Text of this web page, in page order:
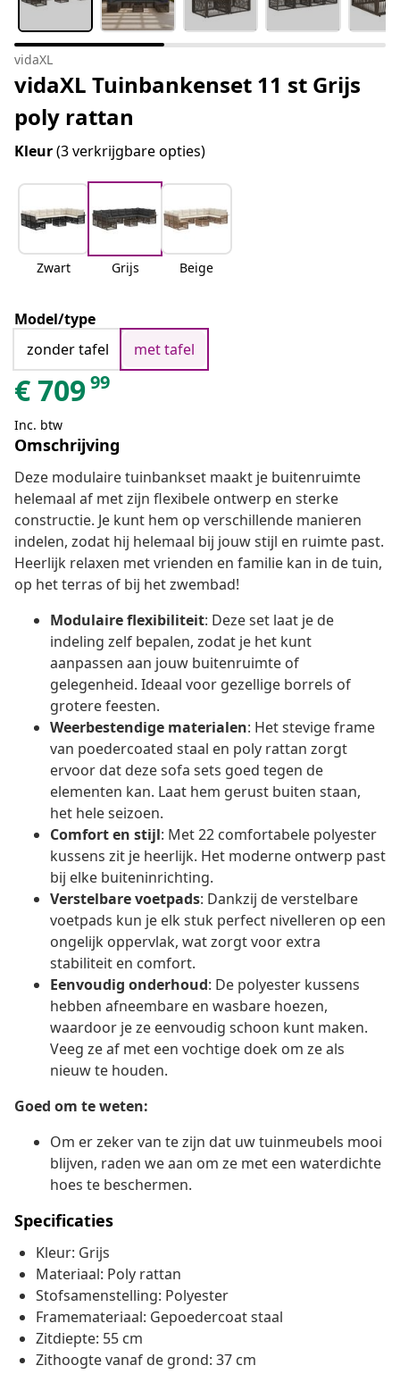
vidaXL
vidaXL Tuinbankenset 11 st Grijs
poly rattan
Kleur(3 verkrijgbare opties)
Zwart Grijs Beige
Model/type
zonder tafel
met tafel
€70999
Inc. btw
Omschrijving
Deze modulaire tuinbankset maakt je buitenruimte
helemaal af met zijn flexibele ontwerp en sterke
constructie. Je kunt hem op verschillende manieren
indelen, zodat hij helemaal bij jouw stijl en ruimte past.
Heerlijk relaxen met vrienden en familie kan in de tuin,
op het terras of bij het zwembad!
Modulaire flexibiliteit: Deze set laat je de
indeling zelf bepalen, zodat je het kunt
aanpassen aan jouw buitenruimte of
gelegenheid. Ideaal voor gezellige borrels of
grotere feesten.
Weerbestendige materialen: Het stevige frame
van poedercoated staal en poly rattan zorgt
ervoor dat deze sofa sets goed tegen de
elementen kan. Laat hem gerust buiten staan,
het hele seizoen.
Comfort en stijl: Met 22 comfortabele polyester
kussens zit je heerlijk. Het moderne ontwerp past
bij elke buiteninrichting.
Verstelbare voetpads: Dankzij de verstelbare
voetpads kun je elk stuk perfect nivelleren op een
ongelijk oppervlak, wat zorgt voor extra
stabiliteit en comfort.
Eenvoudig onderhoud: De polyester kussens
hebben afneembare en wasbare hoezen,
waardoor je ze eenvoudig schoon kunt maken.
Veeg ze af met een vochtige doek om ze als
nieuw te houden.
Goed om te weten:
Om er zeker van te zijn dat uw tuinmeubels mooi
blijven, raden we aan om ze met een waterdichte
hoes te beschermen.
Specificaties
Kleur: Grijs
Materiaal: Poly rattan
Stofsamenstelling: Polyester
Framemateriaal: Gepoedercoat staal
Zitdiepte: 55 cm
Zithoogte vanaf de grond: 37 cm